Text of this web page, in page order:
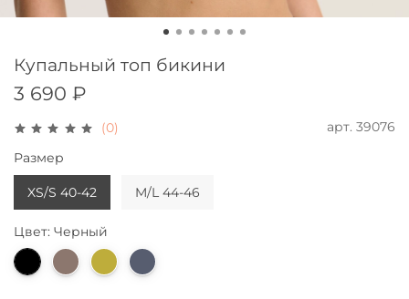
(0) арт. 39076
Купальный топ бикини
3 690 ₽
Размер
XS/S 40-42 M/L 44-46
Цвет: Черный